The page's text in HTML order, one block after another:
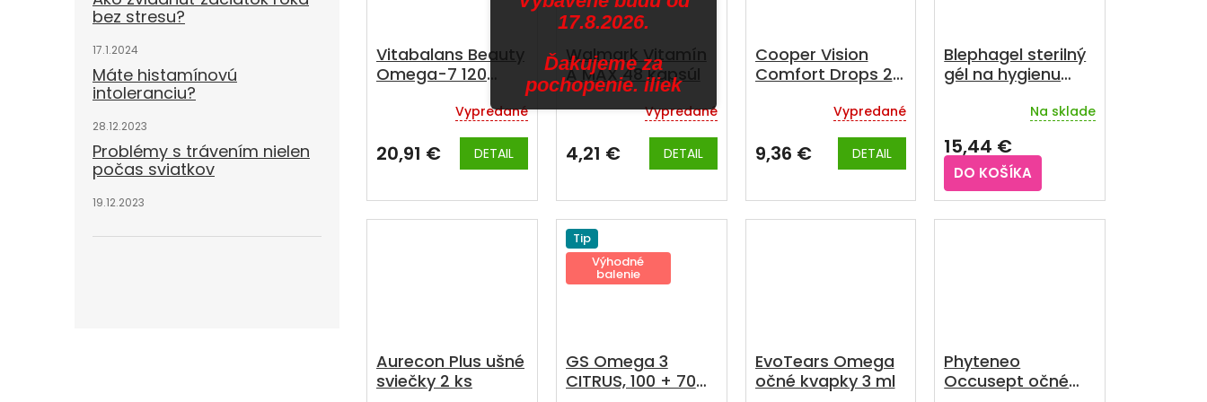
bez stresu?
17.1.2024
Máte histamínovú
intoleranciu?
28.12.2023
Problémy s trávením nielen
počas sviatkov
19.12.2023
Vitabalans Beauty
Omega-7 120
produktu
je
z
5
Vypredané
20,91 € DETAIL
Walmark Vitamín
A MAX 48 kapsúl
Vypredané
4,21 € DETAIL
Cooper Vision
Comfort Drops 20
Vypredané
9,36 € DETAIL
Blephagel sterilný
gél na hygienu
Na sklade
15,44 €
DO KOŠÍKA
Aurecon Plus ušné
sviečky 2 ks
Tip
Výhodné
balenie
GS Omega 3
CITRUS, 100 + 70
EvoTears Omega
očné kvapky 3 ml
Phyteneo
Occusept očné
17.8.2026.
Ďakujeme za
pochopenie. iliek